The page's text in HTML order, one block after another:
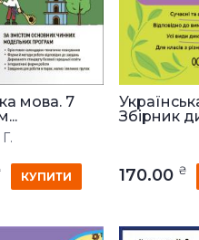
мова. 7
КУПИТИ
Збірник
170.00 ₴